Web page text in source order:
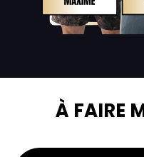
À FAIRE